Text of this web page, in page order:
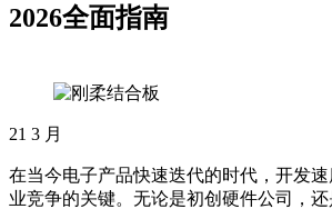
2026全面指南
21 3 月
在当今电子产品快速迭代的时代，开发
业竞争的关键。无论是初创硬件公司，还